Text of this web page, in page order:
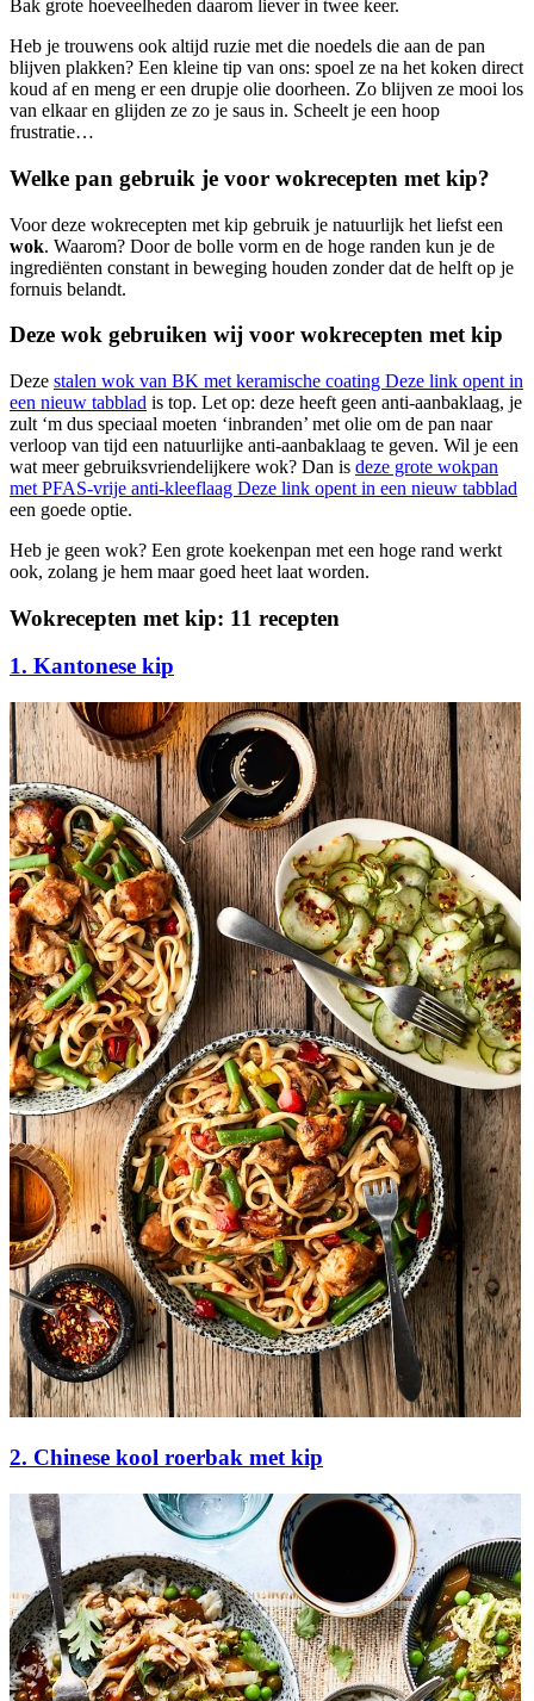
Bak grote hoeveelheden daarom liever in twee keer.
Heb je trouwens ook altijd ruzie met die noedels die aan de pan
blijven plakken? Een kleine tip van ons: spoel ze na het koken direct
koud af en meng er een drupje olie doorheen. Zo blijven ze mooi los
van elkaar en glijden ze zo je saus in. Scheelt je een hoop
frustratie…
Welke pan gebruik je voor wokrecepten met kip?
Voor deze wokrecepten met kip gebruik je natuurlijk het liefst een
wok. Waarom? Door de bolle vorm en de hoge randen kun je de
ingrediënten constant in beweging houden zonder dat de helft op je
fornuis belandt.
Deze wok gebruiken wij voor wokrecepten met kip
Deze stalen wok van BK met keramische coating Deze link opent in
een nieuw tabblad is top. Let op: deze heeft geen anti-aanbaklaag, je
zult ‘m dus speciaal moeten ‘inbranden’ met olie om de pan naar
verloop van tijd een natuurlijke anti-aanbaklaag te geven. Wil je een
wat meer gebruiksvriendelijkere wok? Dan is deze grote wokpan
met PFAS-vrije anti-kleeflaag Deze link opent in een nieuw tabblad
een goede optie.
Heb je geen wok? Een grote koekenpan met een hoge rand werkt
ook, zolang je hem maar goed heet laat worden.
Wokrecepten met kip: 11 recepten
1. Kantonese kip
2. Chinese kool roerbak met kip